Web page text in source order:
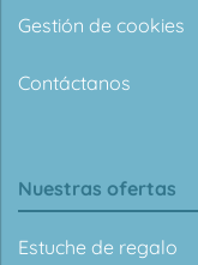
Gestión de cookies
Contáctanos
Nuestras ofertas
Estuche de regalo